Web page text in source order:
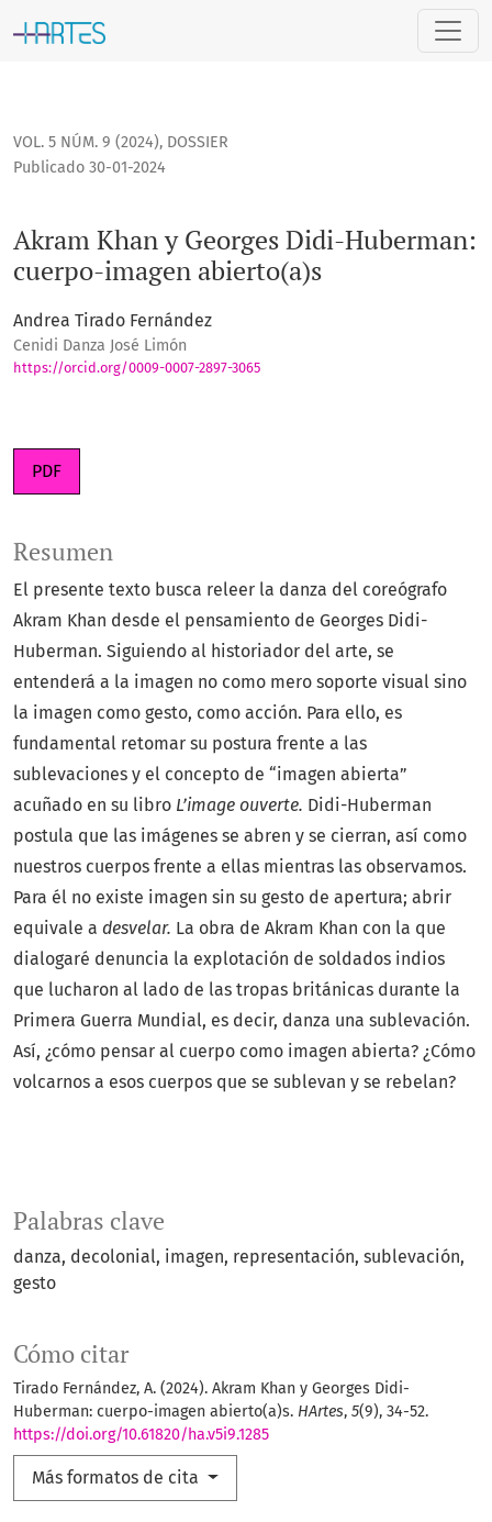
Akram Khan y Georges Didi-Huberman: cuerpo-imagen
VOL. 5 NÚM. 9 (2024), DOSSIER
Akram Khan y Georges Didi-Huberman:
cuerpo-imagen abierto(a)s
Publicado 30-01-2024
Andrea Tirado Fernández
Cenidi Danza José Limón
https://orcid.org/0009-0007-2897-3065
PDF
Palabras clave
danza decolonial imagen representación sublevación
gesto
Cómo citar
Tirado Fernández, A. (2024). Akram Khan y Georges Didi-
Huberman: cuerpo-imagen abierto(a)s. HArtes, 5(9), 34-52.
https://doi.org/10.61820/ha.v5i9.1285
Más formatos de cita
Resumen
El presente texto busca releer la danza del coreógrafo
Akram Khan desde el pensamiento de Georges Didi-
Huberman. Siguiendo al historiador del arte, se
entenderá a la imagen no como mero soporte visual sino
la imagen como gesto, como acción. Para ello, es
fundamental retomar su postura frente a las
sublevaciones y el concepto de “imagen abierta”
acuñado en su libro L’image ouverte. Didi-Huberman
postula que las imágenes se abren y se cierran, así como
nuestros cuerpos frente a ellas mientras las observamos.
Para él no existe imagen sin su gesto de apertura; abrir
equivale a desvelar. La obra de Akram Khan con la que
dialogaré denuncia la explotación de soldados indios
que lucharon al lado de las tropas británicas durante la
Primera Guerra Mundial, es decir, danza una sublevación.
Así, ¿cómo pensar al cuerpo como imagen abierta? ¿Cómo
volcarnos a esos cuerpos que se sublevan y se rebelan?